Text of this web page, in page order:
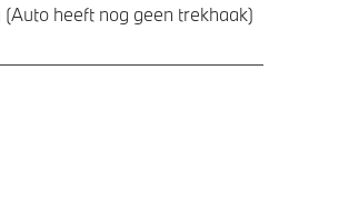
(Auto heeft nog geen trekhaak)